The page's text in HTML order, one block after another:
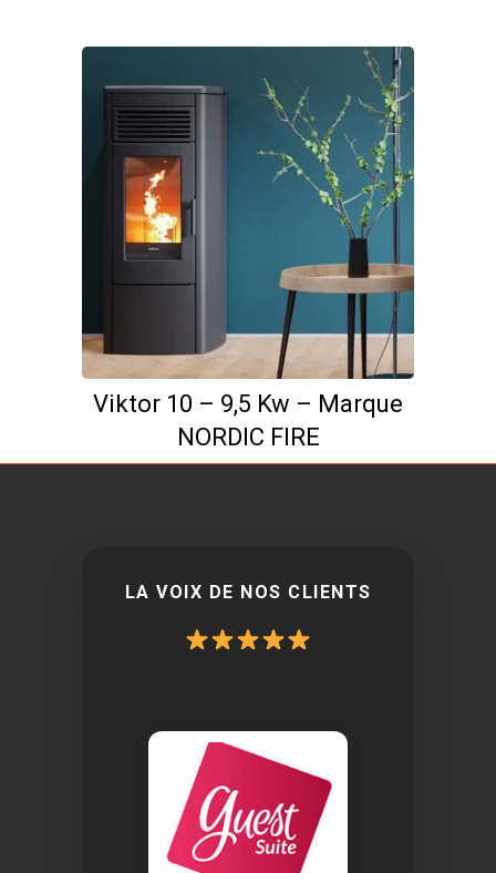
Viktor 10 – 9,5 Kw – Marque
NORDIC FIRE
LA VOIX DE NOS CLIENTS